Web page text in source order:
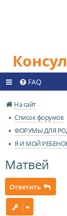
FAQ
На сайт
Список форумов
ФОРУМЫ ДЛЯ
Я И МОЙ
Матвей
Ответить